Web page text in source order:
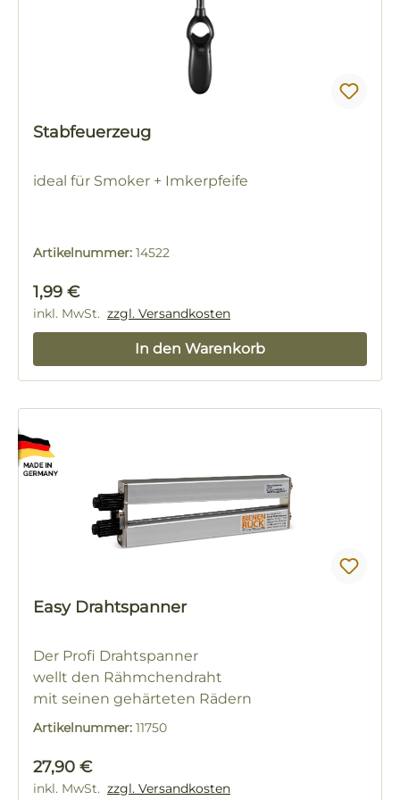
Stabfeuerzeug
ideal für Smoker + Imkerpfeife
Artikelnummer: 14522
Regulärer Preis:
1,99 €
inkl. MwSt. zzgl. Versandkosten
In den Warenkorb
Easy Drahtspanner
Der Profi Drahtspanner
wellt den Rähmchendraht
mit seinen gehärteten Rädern
Artikelnummer: 11750
Regulärer Preis:
27,90 €
inkl. MwSt. zzgl. Versandkosten